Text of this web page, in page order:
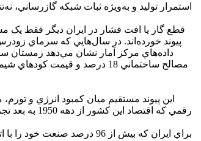
استمرار توليد و به‌ويژه ثبات شبکه گازرساني،
قطع گاز يا افت فشار در ايران ديگر فقط يک
داده‌هاي مرکز آمار نشان مي‌دهد زمستان
براي ايران که بيش از 96